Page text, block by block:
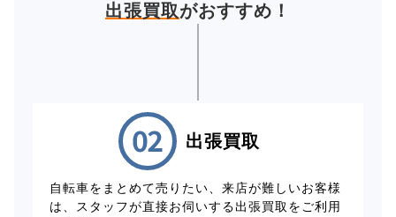
出張買取がおすすめ！
出張買取
自転車をまとめて売りたい、来店が難しいお客様
は、スタッフが直接お伺いする出張買取をご利用